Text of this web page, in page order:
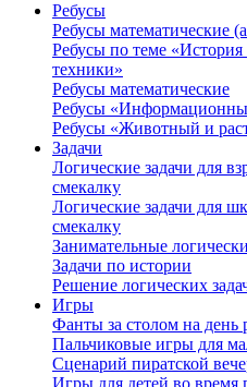
Ребусы
Ребусы математические
Ребусы по теме
техники»
Ребусы математические
Ребусы
Ребусы «Животный и
Задачи
Логические задачи для
смекалку
Логические задачи для
смекалку
Занимательные
Задачи по истории
Решение логических
Игры
Фанты за столом на день
Пальчиковые игры для
Сценарий пиратской
Игры для детей во время